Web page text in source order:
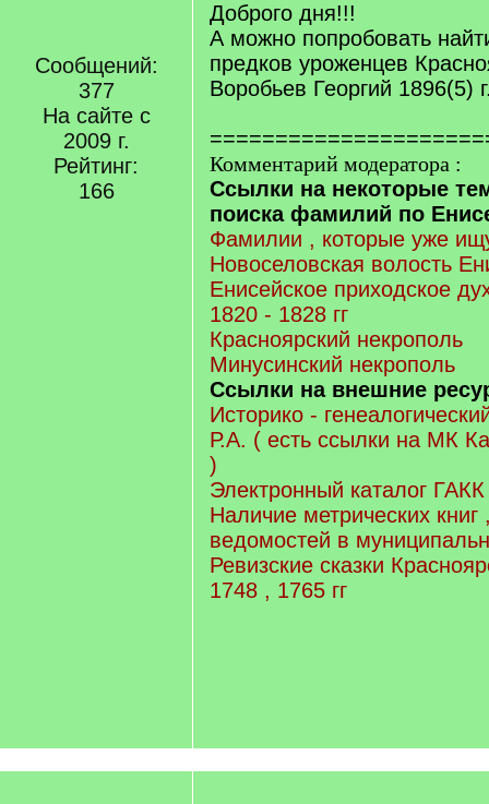
Сообщений:
377
На сайте с
2009 г.
Рейтинг:
166
Доброго дня!!!
А можно попробовать
предков уроженцев
Воробьев Георгий 1896(5)
Комментарий модератора :
Ссылки на некоторые
поиска фамилий по
Фамилии , которые уже
Новоселовская волость
Енисейское приходское
1820 - 1828 гг
Красноярский некрополь
Минусинский некрополь
Ссылки на внешние
Историко -
Р.А. ( есть ссылки на МК
)
Электронный каталог ГАКК
Наличие метрических
ведомостей в
Ревизские сказки
1748 , 1765 гг